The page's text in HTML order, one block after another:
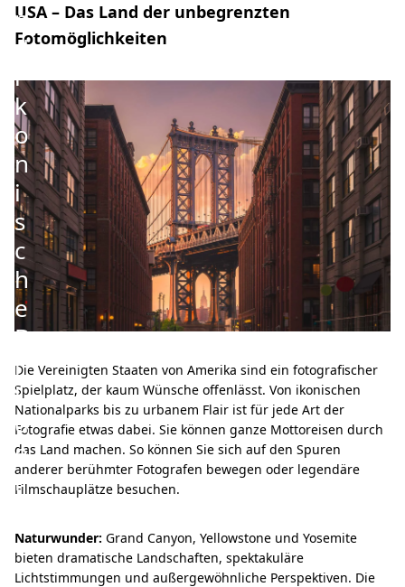
n
d
i
k
o
n
i
s
c
h
e
B
i
l
d
e
r
USA – Das Land der unbegrenzten
Fotomöglichkeiten
Die Vereinigten Staaten von Amerika sind ein fotografischer
Spielplatz, der kaum Wünsche offenlässt. Von ikonischen
Nationalparks bis zu urbanem Flair ist für jede Art der
Fotografie etwas dabei. Sie können ganze Mottoreisen durch
das Land machen. So können Sie sich auf den Spuren
anderer berühmter Fotografen bewegen oder legendäre
Filmschauplätze besuchen.
Naturwunder: Grand Canyon, Yellowstone und Yosemite
bieten dramatische Landschaften, spektakuläre
Lichtstimmungen und außergewöhnliche Perspektiven. Die